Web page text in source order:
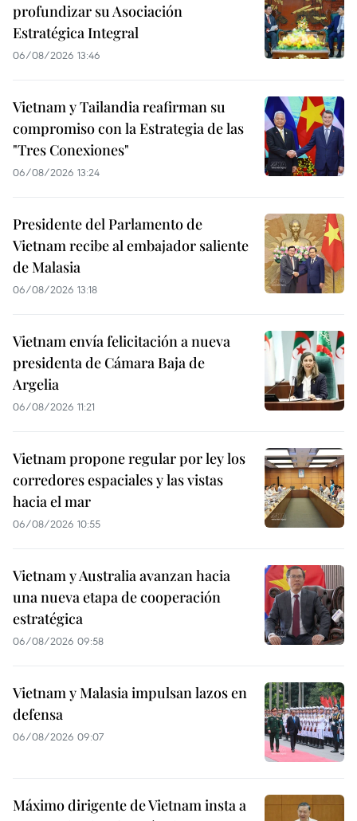
profundizar su Asociación
Estratégica Integral
06/08/2026 13:46
Vietnam y Tailandia reafirman su
compromiso con la Estrategia de las
"Tres Conexiones"
06/08/2026 13:24
Presidente del Parlamento de
Vietnam recibe al embajador saliente
de Malasia
06/08/2026 13:18
Vietnam envía felicitación a nueva
presidenta de Cámara Baja de
Argelia
06/08/2026 11:21
Vietnam propone regular por ley los
corredores espaciales y las vistas
hacia el mar
06/08/2026 10:55
Vietnam y Australia avanzan hacia
una nueva etapa de cooperación
estratégica
06/08/2026 09:58
Vietnam y Malasia impulsan lazos en
defensa
06/08/2026 09:07
Máximo dirigente de Vietnam insta a